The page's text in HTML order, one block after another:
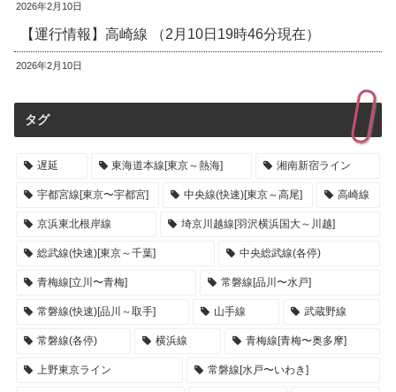
2026年2月10日
【運行情報】高崎線 （2月10日19時46分現在）
2026年2月10日
タグ
遅延 東海道本線[東京～熱海] 湘南新宿ライン
宇都宮線[東京〜宇都宮] 中央線(快速)[東京～高尾] 高崎線
京浜東北根岸線 埼京川越線[羽沢横浜国大～川越]
総武線(快速)[東京～千葉] 中央総武線(各停)
青梅線[立川〜青梅] 常磐線[品川〜水戸]
常磐線(快速)[品川～取手] 山手線 武蔵野線
常磐線(各停) 横浜線 青梅線[青梅〜奥多摩]
上野東京ライン 常磐線[水戸〜いわき]